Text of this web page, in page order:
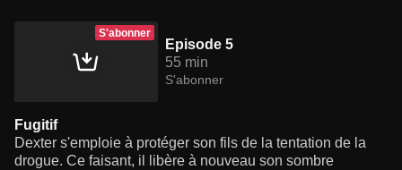
S'abonner
Episode 5
55 min
S'abonner
Fugitif
Dexter s'emploie à protéger son fils de la tentation de la
drogue. Ce faisant, il libère à nouveau son sombre